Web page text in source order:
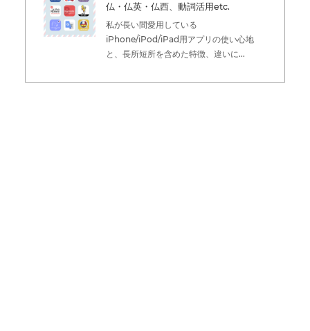
仏・仏英・仏西、動詞活用etc.
私が長い間愛用している
iPhone/iPod/iPad用アプリの使い心地
と、長所短所を含めた特徴、違いに...